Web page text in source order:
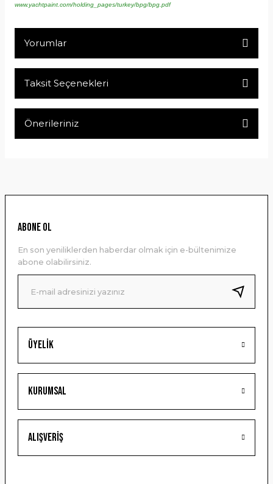
www.yachtpaint.com/holding_pages/turkey/bpg/bpg.pdf
Yorumlar
Taksit Seçenekleri
Önerileriniz
Ürün resmi kalitesiz, bozuk veya görüntülenemiyor.
Ürün bilgilerinde hatalar bulunuyor.
Ürün fiyatı diğer sitelerden daha pahalı.
Bu ürüne benzer farklı alternatifler olmalı.
Gönder
Üyelik
Kurumsal
Alışveriş
ABONE OL
En son yeniliklerden haberdar olmak için e-bültenimize
abone olabilirsiniz.